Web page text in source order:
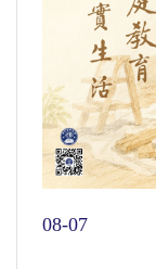
08-07